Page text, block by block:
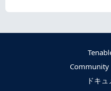
Community
ドキ